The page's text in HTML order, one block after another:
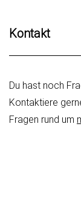
Kontakt
Du hast noch
Kontaktiere
Fragen rund um